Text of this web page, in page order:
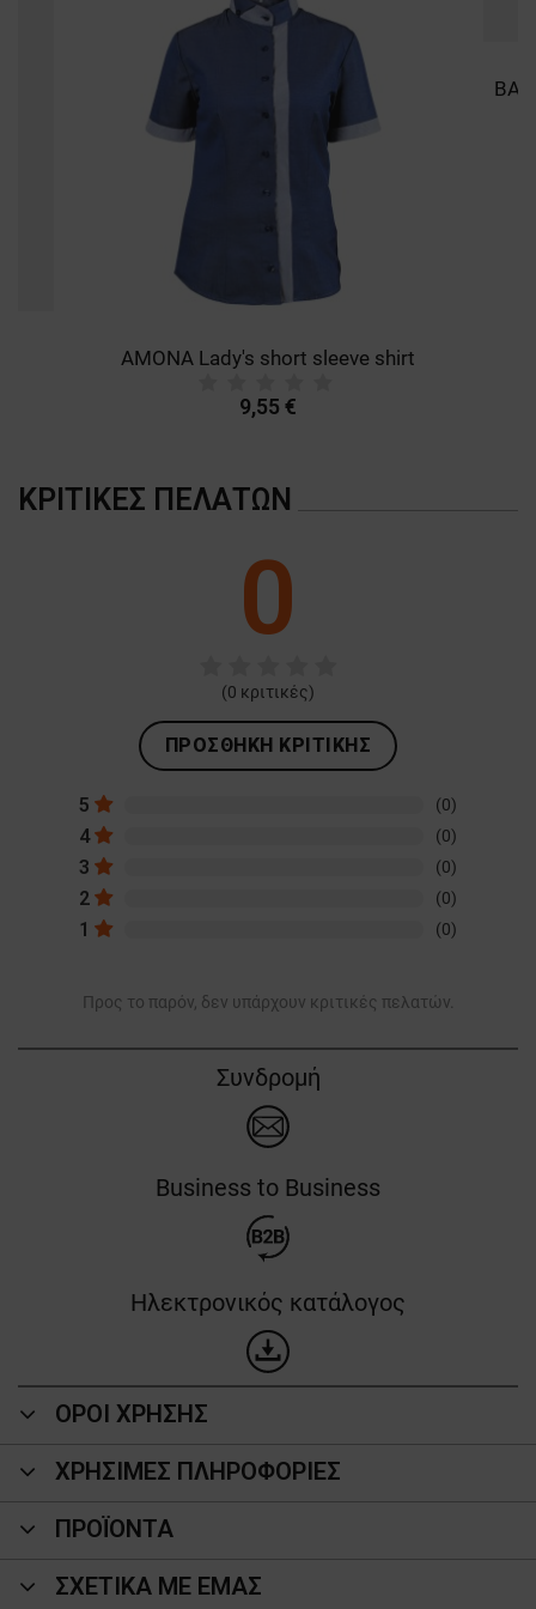
AMONA Lady's short sleeve shirt
9,55 €
ΚΡΙΤΙΚΈΣ ΠΕΛΑΤΏΝ
0
(0 κριτικές)
ΠΡΟΣΘΉΚΗ ΚΡΙΤΙΚΉΣ
5 (0)
4 (0)
3 (0)
2 (0)
1 (0)
Προς το παρόν, δεν υπάρχουν κριτικές πελατών.
Συνδρομή
Business to Business
Ηλεκτρονικός κατάλογος
ΟΡΟΙ ΧΡΗΣΗΣ
ΧΡΗΣΙΜΕΣ ΠΛΗΡΟΦΟΡΙΕΣ
ΠΡΟΪΌΝΤΑ
ΣΧΕΤΙΚΑ ΜΕ ΕΜΑΣ